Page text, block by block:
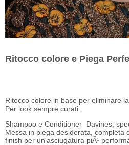
Ritocco colore e Piega
Ritocco colore in base per eliminare
Per look sempre curati.
Shampoo e Conditioner Davines,
Messa in piega desiderata, completa
finish per un'asciugatura piÃ¹